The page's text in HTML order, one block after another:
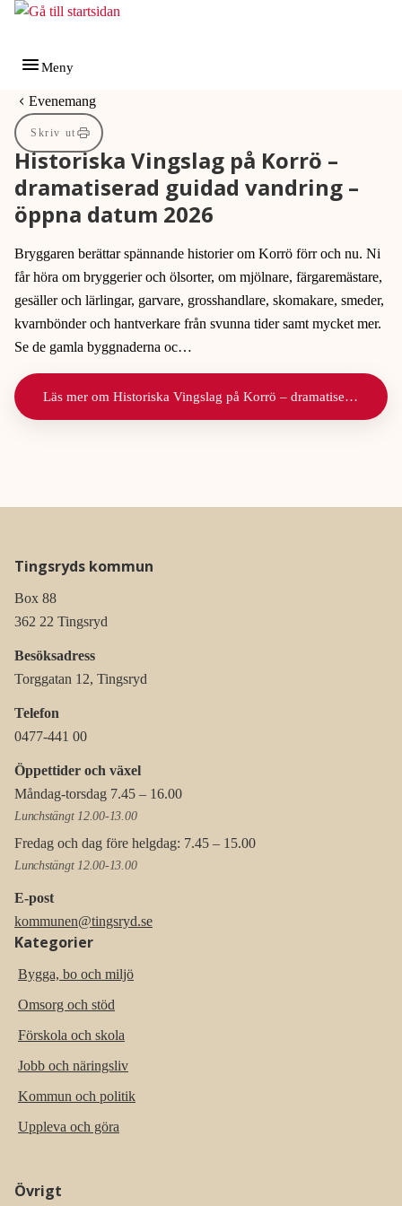
Meny
Du är här:
Evenemang
Skriv ut
Historiska Vingslag på Korrö –
dramatiserad guidad vandring –
öppna datum 2026
Bryggaren berättar spännande historier om Korrö förr och nu. Ni
får höra om bryggerier och ölsorter, om mjölnare, färgaremästare,
gesäller och lärlingar, garvare, grosshandlare, skomakare, smeder,
kvarnbönder och hantverkare från svunna tider samt mycket mer.
Se de gamla byggnaderna oc…
Läs mer om Historiska Vingslag på Korrö – dramatiserad guidad vandring – öppna datum 2026
Tingsryds kommun
Box 88
362 22 Tingsryd
Besöksadress
Torggatan 12, Tingsryd
Telefon
0477-441 00
Öppettider och växel
Måndag-torsdag 7.45 – 16.00
Lunchstängt 12.00-13.00
Fredag och dag före helgdag: 7.45 – 15.00
Lunchstängt 12.00-13.00
E-post
kommunen@tingsryd.se
Kategorier
Bygga, bo och miljö
Omsorg och stöd
Förskola och skola
Jobb och näringsliv
Kommun och politik
Uppleva och göra
Övrigt